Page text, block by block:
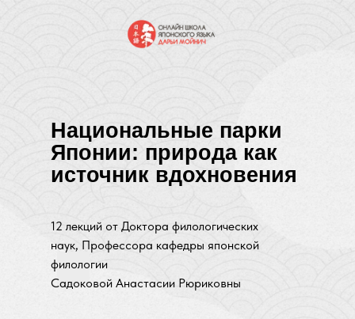
12 лекций от Доктора филологических
наук, Профессора кафедры японской
филологии
Садоковой Анастасии Рюриковны
Национальные парки
Японии: природа как
источник вдохновения